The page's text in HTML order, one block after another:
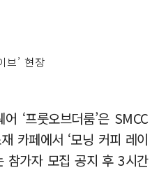
브’ 현장
‘프룻오브더룸’은 SMCC
카페에서 ‘모닝 커피 레이
참가자 모집 공지 후 3시간